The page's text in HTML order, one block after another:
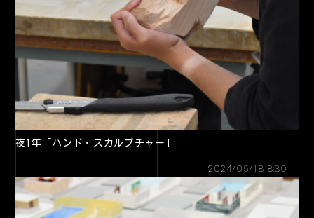
夜1年「ハンド・スカルプチャー」
2024/05/18 8:30